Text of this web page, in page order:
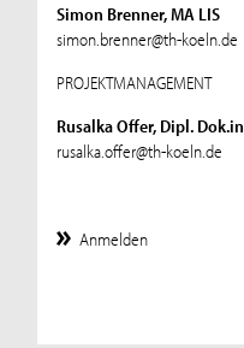
Simon Brenner, MA LIS
simon.brenner@th-koeln.de
PROJEKTMANAGEMENT
Rusalka Offer, Dipl. Dok.in
rusalka.offer@th-koeln.de
Anmelden